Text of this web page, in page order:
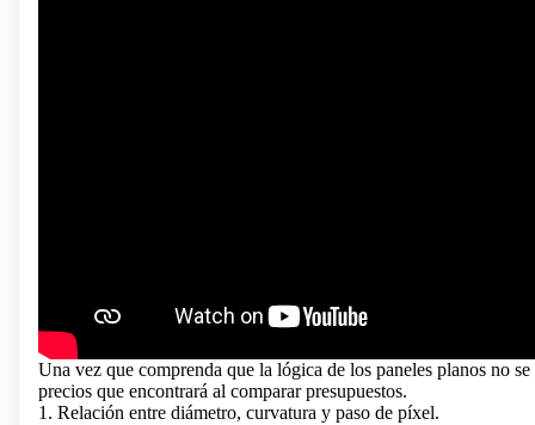
Una vez que comprenda que la lógica de los paneles planos no
precios que encontrará al comparar presupuestos.
1. Relación entre diámetro, curvatura y paso de píxel.